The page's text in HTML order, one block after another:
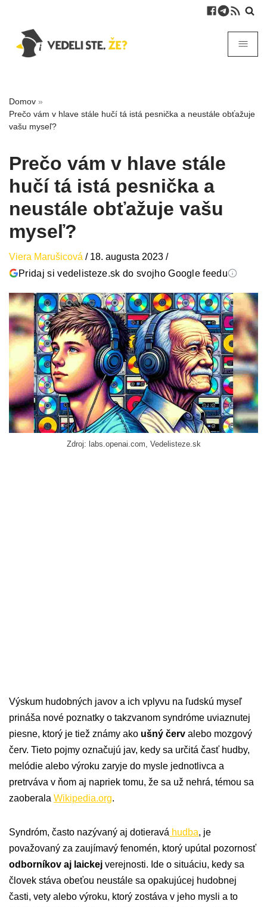
Domov »
Prečo vám v hlave stále hučí tá istá pesnička a neustále obťažuje
vašu myseľ?
Prečo vám v hlave stále
hučí tá istá pesnička a
neustále obťažuje vašu
myseľ?
Viera Marušicová / 18. augusta 2023 /
Pridaj si vedelisteze.sk do svojho Google feedu
Zdroj: labs.openai.com, Vedelisteze.sk
Výskum hudobných javov a ich vplyvu na ľudskú myseľ
prináša nové poznatky o takzvanom syndróme uviaznutej
piesne, ktorý je tiež známy ako ušný červ alebo mozgový
červ. Tieto pojmy označujú jav, kedy sa určitá časť hudby,
melódie alebo výroku zaryje do mysle jednotlivca a
pretrváva v ňom aj napriek tomu, že sa už nehrá, témou sa
zaoberala Wikipedia.org.
Syndróm, často nazývaný aj dotieravá hudba, je
považovaný za zaujímavý fenomén, ktorý upútal pozornosť
odborníkov aj laickej verejnosti. Ide o situáciu, kedy sa
človek stáva obeťou neustále sa opakujúcej hudobnej
časti, vety alebo výroku, ktorý zostáva v jeho mysli a to